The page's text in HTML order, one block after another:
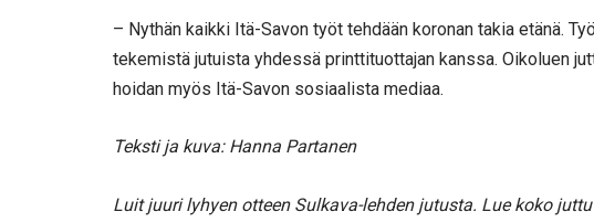
– Nythän kaikki Itä-Savon työt tehdään koronan takia etänä.
tekemistä jutuista yhdessä printtituottajan kanssa. Oikoluen
hoidan myös Itä-Savon sosiaalista mediaa.
Teksti ja kuva: Hanna Partanen
Luit juuri lyhyen otteen Sulkava-lehden jutusta. Lue koko